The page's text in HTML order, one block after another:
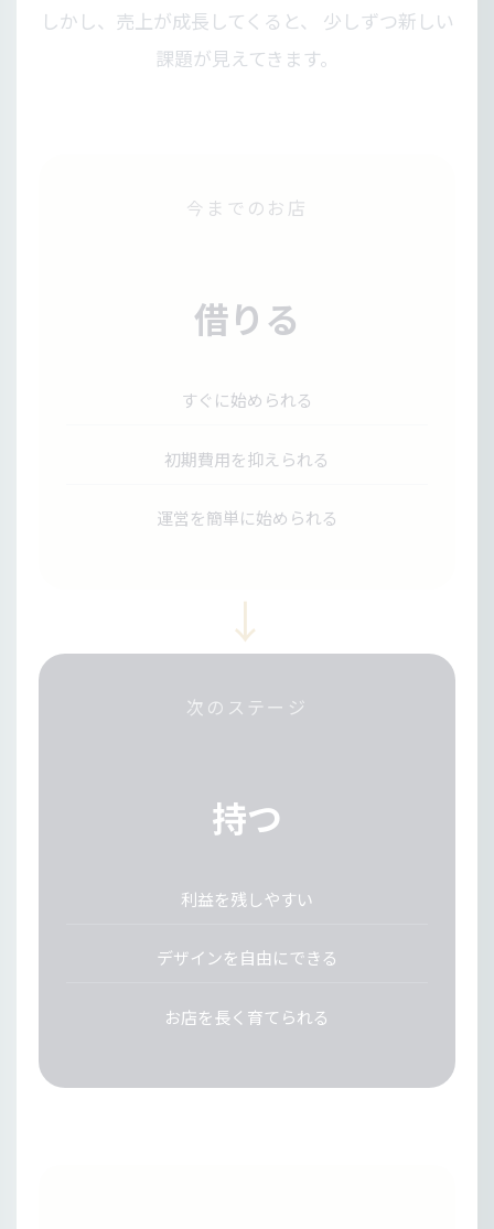
しかし、売上が成長してくると、 少しずつ新しい
課題が見えてきます。
今までのお店
借りる
すぐに始められる
初期費用を抑えられる
運営を簡単に始められる
→
次のステージ
持つ
利益を残しやすい
デザインを自由にできる
お店を長く育てられる